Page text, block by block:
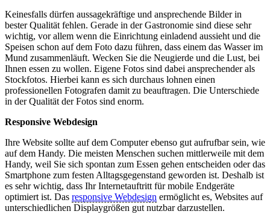
Keinesfalls dürfen aussagekräftige und ansprechende Bilder in
bester Qualität fehlen. Gerade in der Gastronomie sind diese sehr
wichtig, vor allem wenn die Einrichtung einladend aussieht und die
Speisen schon auf dem Foto dazu führen, dass einem das Wasser im
Mund zusammenläuft. Wecken Sie die Neugierde und die Lust, bei
Ihnen essen zu wollen. Eigene Fotos sind dabei ansprechender als
Stockfotos. Hierbei kann es sich durchaus lohnen einen
professionellen Fotografen damit zu beauftragen. Die Unterschiede
in der Qualität der Fotos sind enorm.
Responsive Webdesign
Ihre Website sollte auf dem Computer ebenso gut aufrufbar sein, wie
auf dem Handy. Die meisten Menschen suchen mittlerweile mit dem
Handy, weil Sie sich spontan zum Essen gehen entscheiden oder das
Smartphone zum festen Alltagsgegenstand geworden ist. Deshalb ist
es sehr wichtig, dass Ihr Internetauftritt für mobile Endgeräte
optimiert ist. Das responsive Webdesign ermöglicht es, Websites auf
unterschiedlichen Displaygrößen gut nutzbar darzustellen.